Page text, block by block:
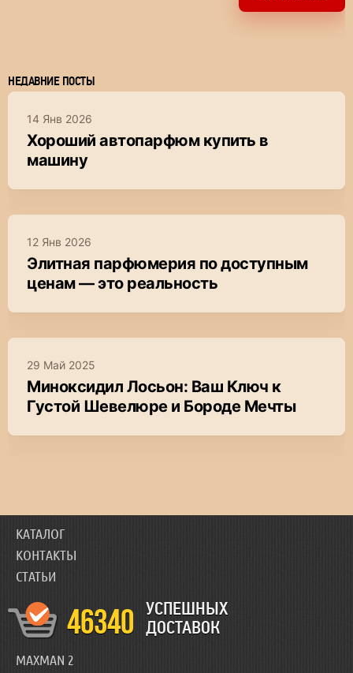
НЕДАВНИЕ ПОСТЫ
14 Янв 2026
Хороший автопарфюм купить в
машину
12 Янв 2026
Элитная парфюмерия по доступным
ценам — это реальность
29 Май 2025
Миноксидил Лосьон: Ваш Ключ к
Густой Шевелюре и Бороде Мечты
КАТАЛОГ
КОНТАКТЫ
СТАТЬИ
46340
УСПЕШНЫХ
ДОСТАВОК
MAXMAN 2